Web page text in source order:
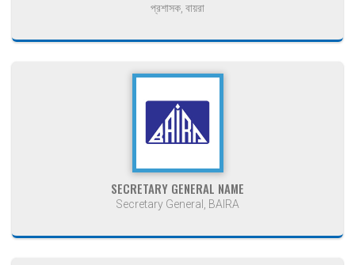
প্রশাসক, বায়রা
SECRETARY GENERAL NAME
Secretary General, BAIRA